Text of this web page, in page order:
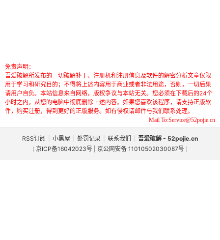
免责声明：
吾爱破解所发布的一切破解补丁、注册机和注册信息及软件的解密分析文章仅限
用于学习和研究目的；不得将上述内容用于商业或者非法用途，否则，一切后果
请用户自负。本站信息来自网络，版权争议与本站无关。您必须在下载后的24个
小时之内，从您的电脑中彻底删除上述内容。如果您喜欢该程序，请支持正版软
件，购买注册，得到更好的正版服务。如有侵权请邮件与我们联系处理。
Mail To:Service@52pojie.cn
RSS订阅 小黑屋 处罚记录 联系我们
吾爱破解 - 52pojie.cn
( 京ICP备16042023号 | 京公网安备 11010502030087号 )